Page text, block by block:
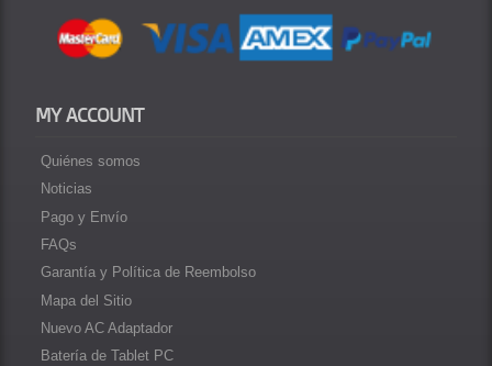
MY ACCOUNT
Quiénes somos
Noticias
Pago y Envío
FAQs
Garantía y Política de Reembolso
Mapa del Sitio
Nuevo AC Adaptador
Batería de Tablet PC